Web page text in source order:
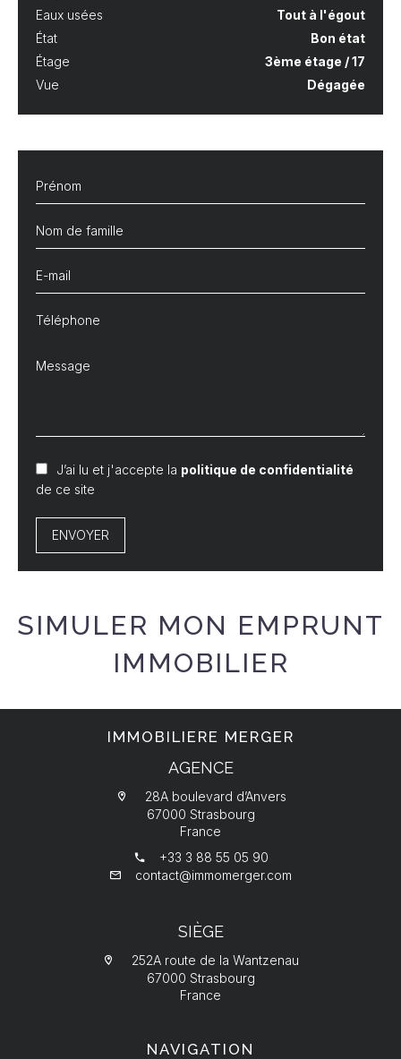
Eaux usées
Tout à l'égout
État
Bon état
Étage
3ème étage / 17
Vue
Dégagée
J’ai lu et j'accepte la politique de confidentialité
de ce site
ENVOYER
SIMULER MON EMPRUNT
IMMOBILIER
IMMOBILIERE MERGER
AGENCE
28A boulevard d’Anvers
67000 Strasbourg
France
+33 3 88 55 05 90
contact@immomerger.com
SIÈGE
252A route de la Wantzenau
67000 Strasbourg
France
NAVIGATION